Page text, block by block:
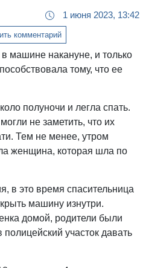
1 июня 2023, 13:42
комментарий
машине накануне, и только
тому, что ее
полуночи и легла спать.
не заметить, что их
Тем не менее, утром
женщина, которая шла по
в это время спасительница
машину изнутри.
домой, родители были
участок давать